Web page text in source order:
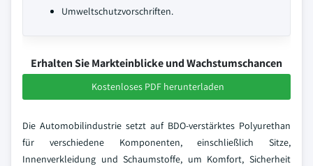
Umweltschutzvorschriften.
Erhalten Sie Markteinblicke und Wachstumschancen
Kostenloses PDF herunterladen
Die Automobilindustrie setzt auf BDO-verstärktes Polyurethan
für verschiedene Komponenten, einschließlich Sitze,
Innenverkleidung und Schaumstoffe, um Komfort, Sicherheit